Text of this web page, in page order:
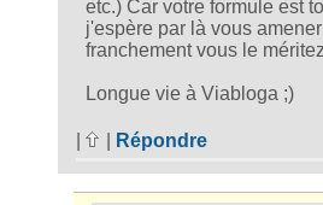
etc.) Car votre formule est
j'espère par là vous
franchement vous le
Longue vie à Viabloga ;)
Répondre